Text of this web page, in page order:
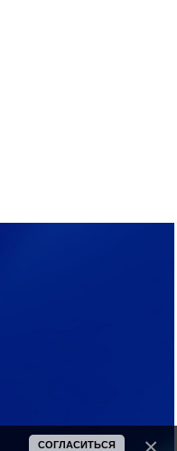
СОГЛАСИТЬСЯ